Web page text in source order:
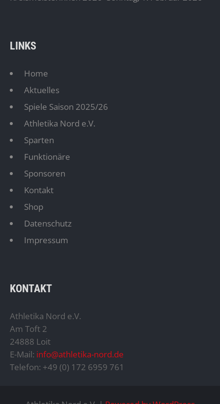
LINKS
Home
Aktuelles
Spiele Saison 2025/26
Athletika Nord e.V.
Sparten
Funktionäre
Sponsoren
Kontakt
Shop
Datenschutz
Impressum
KONTAKT
Athletika Nord e.V.
Am Toft 2
24888 Loit
E-Mail: info@athletika-nord.de
Telefon: +49 (0) 172 6959 761